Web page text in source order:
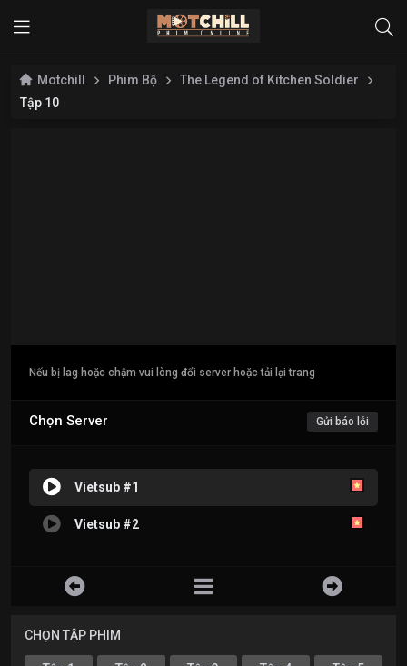
Motchill Phim Bộ
The Legend of Kitchen Soldier
Tập 10
Nếu bị lag hoặc chậm vui lòng đổi server hoặc tải lại trang
Chọn Server Gửi báo lỗi
Vietsub #1
Vietsub #2
CHỌN TẬP PHIM